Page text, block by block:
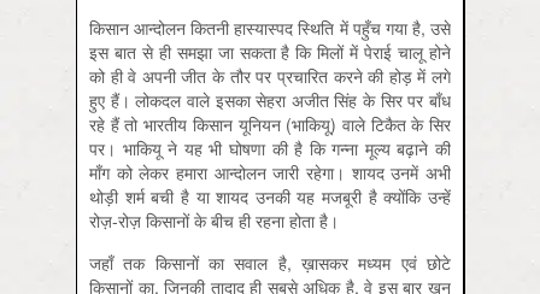
किसान आन्दोलन कितनी हास्यास्पद स्थिति में पहुँच गया है, उसे
इस बात से ही समझा जा सकता है कि मिलों में पेराई चालू होने
को ही वे अपनी जीत के तौर पर प्रचारित करने की होड़ में लगे
हुए हैं। लोकदल वाले इसका सेहरा अजीत सिंह के सिर पर बाँध
रहे हैं तो भारतीय किसान यूनियन (भाकियू) वाले टिकैत के सिर
पर। भाकियू ने यह भी घोषणा की है कि गन्ना मूल्य बढ़ाने की
माँग को लेकर हमारा आन्दोलन जारी रहेगा। शायद उनमें अभी
थोड़ी शर्म बची है या शायद उनकी यह मजबूरी है क्योंकि उन्हें
रोज़-रोज़ किसानों के बीच ही रहना होता है।
जहाँ तक किसानों का सवाल है, ख़ासकर मध्यम एवं छोटे
किसानों का, जिनकी तादाद ही सबसे अधिक है, वे इस बार ख़ून